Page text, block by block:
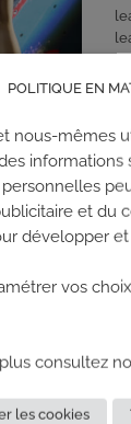
POLITIQUE EN
nous-mêmes
informations
et du
développer
vos
consultez
les cookies